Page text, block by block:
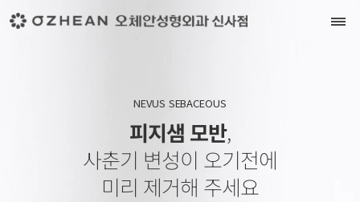
NEVUS SEBACEOUS
피지샘 모반,
사춘기 변성이 오기전에
미리 제거해 주세요